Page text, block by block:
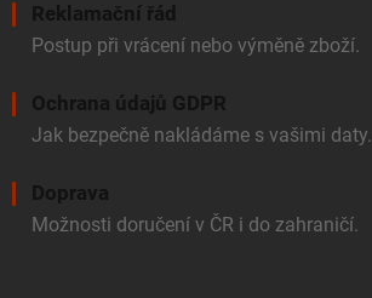
Reklamační řád
Postup při vrácení nebo výměně zboží.
Ochrana údajů GDPR
Jak bezpečně nakládáme s vašimi daty.
Doprava
Možnosti doručení v ČR i do zahraničí.